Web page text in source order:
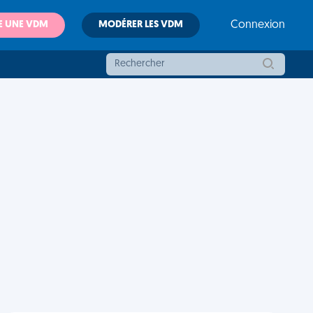
UNE VDM MODÉRER LES VDM Connexion